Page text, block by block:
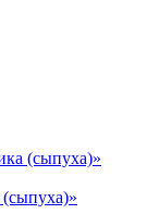
(сыпуха)»